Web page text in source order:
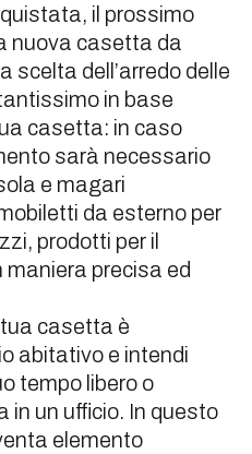
il prossimo
nuova casetta da
scelta dell’arredo delle
in base
casetta: in caso
sarà necessario
e magari
da esterno per
prodotti per il
maniera precisa ed
casetta è
abitativo e intendi
tempo libero o
un ufficio. In questo
elemento